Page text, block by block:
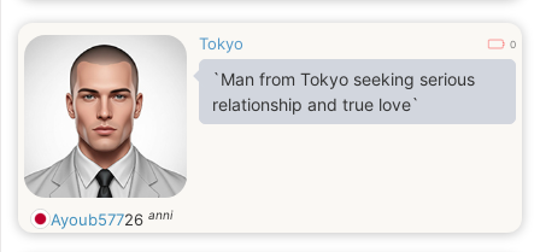
Tokyo 0
`Man from Tokyo seeking serious
relationship and true love`
Ayoub57726 anni